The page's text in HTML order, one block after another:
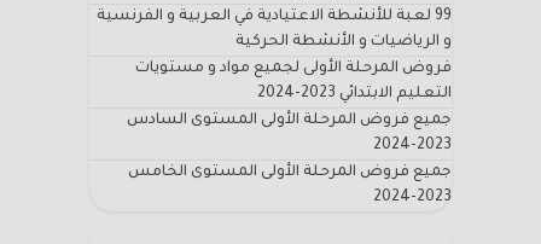
99 لعبة للأنشطة الاعتيادية في العربية و الفرنسية
و الرياضيات و الأنشطة الحركية
فروض المرحلة الأولى لجميع مواد و مستويات
التعليم الابتدائي 2023-2024
جميع فروض المرحلة الأولى المستوى السادس
2023-2024
جميع فروض المرحلة الأولى المستوى الخامس
2023-2024